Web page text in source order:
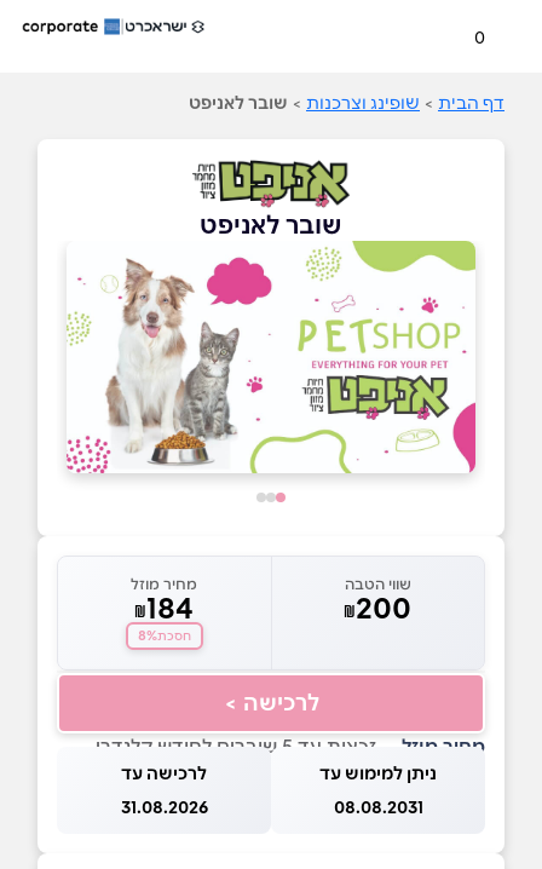
0
דף הבית > שופינג וצרכנות > שובר לאניפט
שובר לאניפט
שווי הטבה
₪200
מחיר מוזל
₪184
חסכת8%
לרכישה >
מחיר מוזל — זכאות עד 5 שוברים לחודש קלנדרי
ניתן למימוש עד
08.08.2031
לרכישה עד
31.08.2026